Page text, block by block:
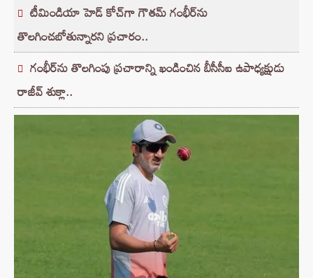
టీమిండియా హెడ్ కోచ్‌గా గౌతమ్ గంభీర్‌ను
తొలగించబోతున్నారని ప్రచారం..
గంభీర్‌ను తొలగింపు ప్రచారాన్ని ఖండించిన బీసీసీఐ ఉపాధ్యక్షుడు
రాజీవ్ శుక్లా..